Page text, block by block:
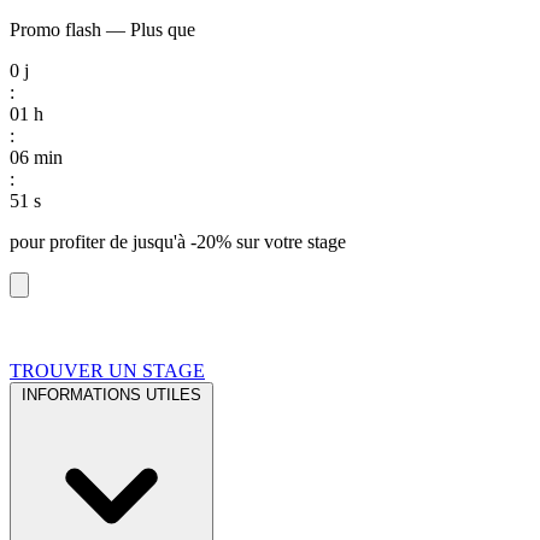
Promo flash — Plus que
0 j
:
01 h
:
06 min
:
50 s
pour profiter de jusqu'à -20% sur votre stage
TROUVER UN STAGE
INFORMATIONS UTILES